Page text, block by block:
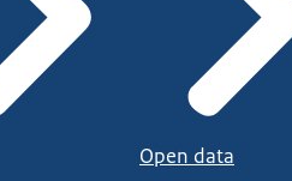
Open data